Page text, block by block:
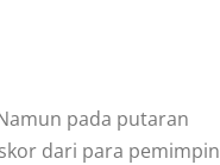
pada putaran
dari para pemimpin